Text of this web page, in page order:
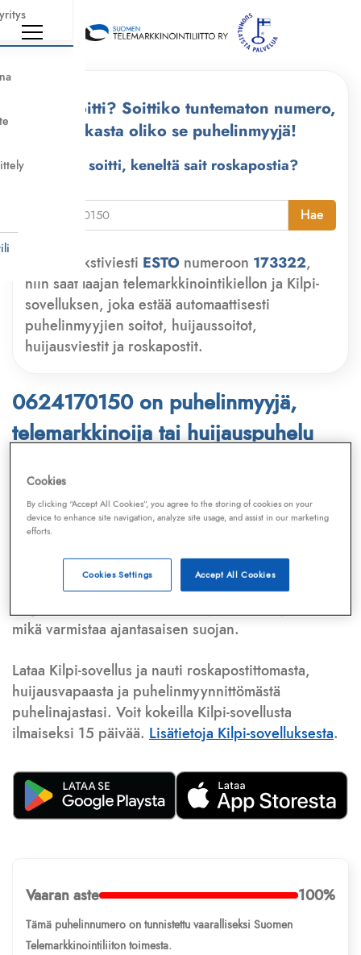
Kuka soitti? Soittiko tuntematon numero,
tarkasta oliko se puhelinmyyjä!
Kuka soitti, keneltä sait roskapostia?
Hae
Lähetä tekstiviesti ESTO numeroon 173322,
niin saat laajan telemarkkinointikiellon ja Kilpi-
sovelluksen, joka estää automaattisesti
puhelinmyyjien soitot, huijaussoitot,
huijausviestit ja roskapostit.
0624170150 on puhelinmyyjä,
telemarkkinoija tai huijauspuhelu
Puhelinnumero
Telemarkkinointiliiton jaKilpi-sovelluksen
tietokannasta, joka kattaa satoja tuhansia
Lisäksi tunnistamme automaattisesti, jos kyseessä on
puhelinhuijarin numero, sähköpostiosoitetai
huijausviesti. Tietokantaamme päivitetään jatkuvasti,
mikä varmistaa ajantasaisen suojan.
Lataa Kilpi-sovellus ja nauti roskapostittomasta,
huijausvapaasta ja puhelinmyynnittömästä
puhelinajastasi. Voit kokeilla Kilpi-sovellusta
ilmaiseksi 15 päivää. Lisätietoja Kilpi-sovelluksesta.
Vaaran aste 100%
Tämä puhelinnumero on tunnistettu vaaralliseksi Suomen
Telemarkkinointiliiton toimesta.
Cookies
By clicking “Accept All Cookies”, you agree to the storing of cookies on your
device to enhance site navigation, analyze site usage, and assist in our marketing
efforts.
Accept All Cookies
Cookies Settings